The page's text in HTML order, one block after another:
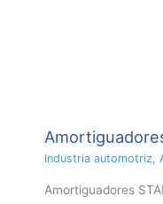
Industria automotriz,
Amortiguadores